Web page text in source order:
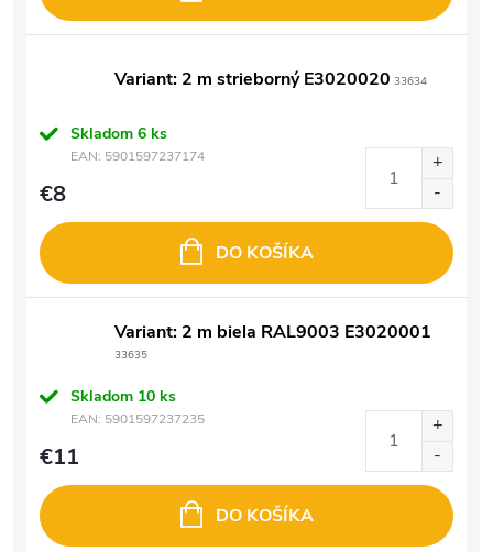
Variant: 2 m strieborný E3020020 33634
Skladom 6 ks
EAN: 5901597237174
€8
DO KOŠÍKA
Variant: 2 m biela RAL9003 E3020001
33635
Skladom 10 ks
EAN: 5901597237235
€11
DO KOŠÍKA